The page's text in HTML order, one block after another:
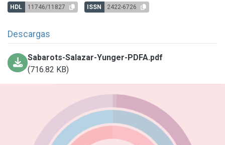
HDL 11746/11827 ISSN 2422-6726
Descargas
Sabarots-Salazar-Yunger-PDFA.pdf
(716.82 KB)